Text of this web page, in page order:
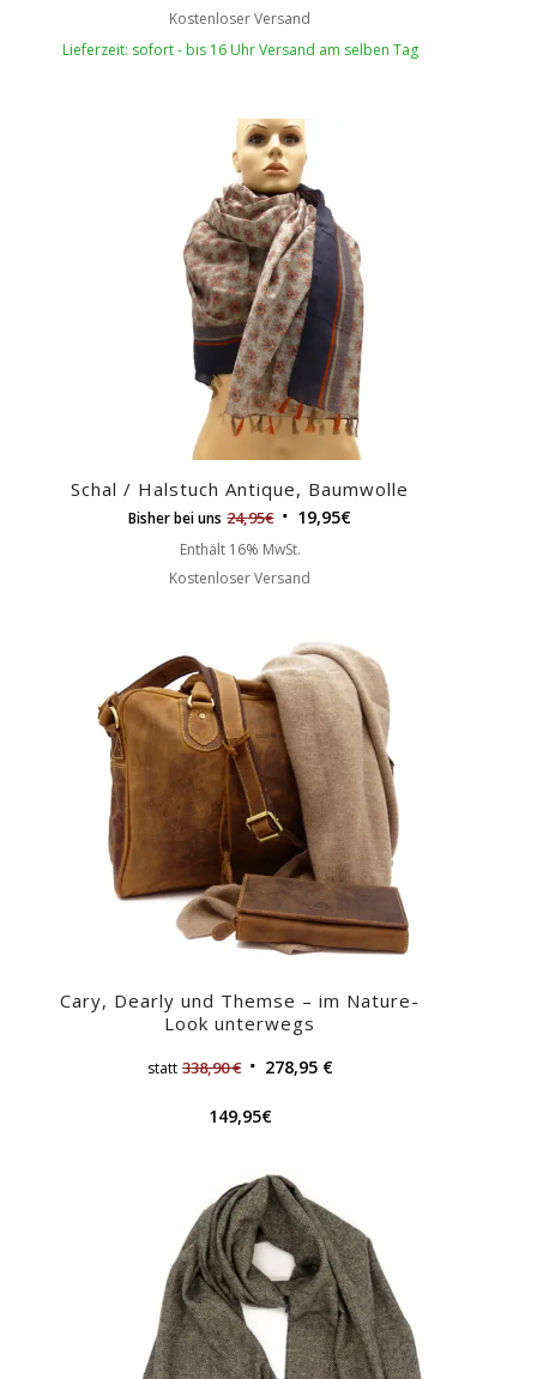
Kostenloser Versand
Lieferzeit: sofort - bis 16 Uhr Versand am selben Tag
Schal / Halstuch Antique, Baumwolle
Bisher bei uns 24,95€ 19,95€
Enthält 16% MwSt.
Kostenloser Versand
Cary, Dearly und Themse – im Nature-
Look unterwegs
statt 338,90€ 278,95 €
149,95€